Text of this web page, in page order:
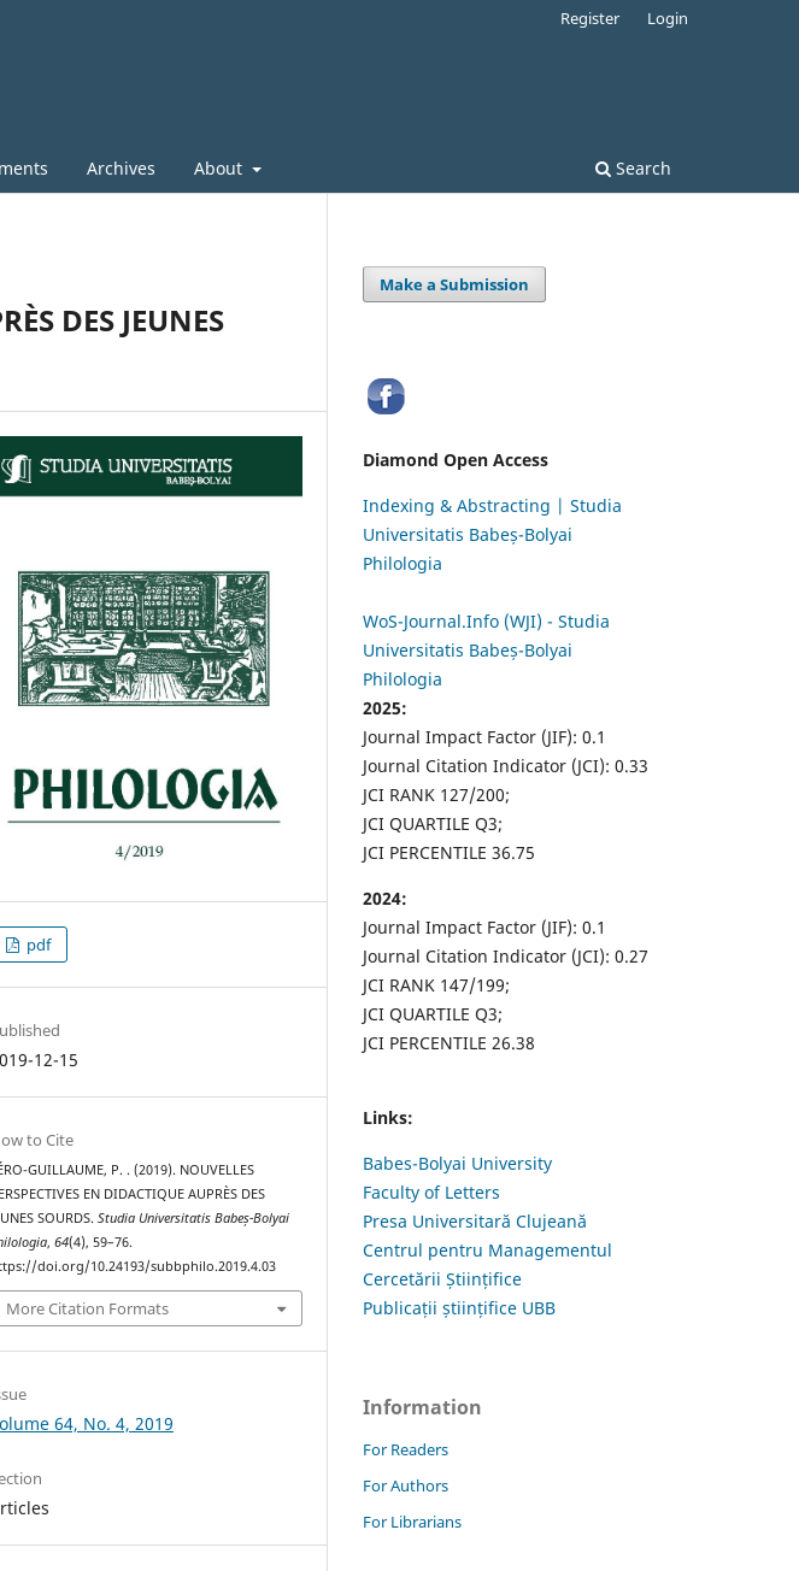
Archives About Search
Register Login
DES JEUNES
pdf
12-15
to Cite
GUILLAUME, P. . (2019). NOUVELLES
EN DIDACTIQUE AUPRÈS DES
SOURDS.Studia Universitatis Babeș-Bolyai
,64(4), 59–76.
doi.org/10.24193/subbphilo.2019.4.03
More Citation Formats
64, No. 4, 2019
Make a Submission
Diamond Open Access
Indexing & Abstracting | Studia
Universitatis Babeș-Bolyai
Philologia
WoS-Journal.Info (WJI) - Studia
Universitatis Babeș-Bolyai
Philologia
2025:
Journal Impact Factor (JIF): 0.1
Journal Citation Indicator (JCI): 0.33
JCI RANK 127/200;
JCI QUARTILE Q3;
JCI PERCENTILE 36.75
2024:
Journal Impact Factor (JIF): 0.1
Journal Citation Indicator (JCI): 0.27
JCI RANK 147/199;
JCI QUARTILE Q3;
JCI PERCENTILE 26.38
Links:
Babes-Bolyai University
Faculty of Letters
Presa Universitară Clujeană
Centrul pentru Managementul
Cercetării Științifice
Publicații științifice UBB
Information
For Readers
For Authors
For Librarians